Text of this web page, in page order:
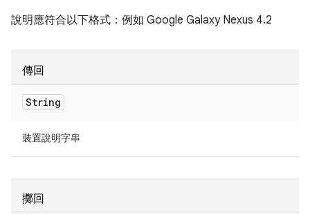
說明應符合以下格式：例如 Google Galaxy Nexus 4.2
傳回
String
裝置說明字串
擲回